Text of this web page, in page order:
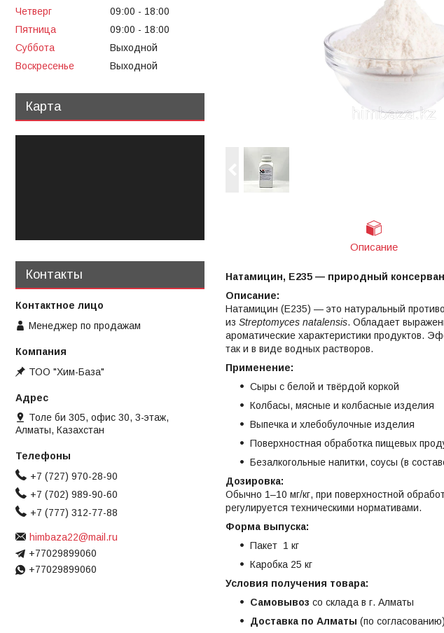
Описание
Натамицин, Е235 — природный
Описание:
Натамицин (E235) — это натуральный
из Streptomyces natalensis. Обладает
ароматические характеристики продуктов.
так и в виде водных растворов.
Применение:
Сыры с белой и твёрдой коркой
Колбасы, мясные и колбасные изделия
Выпечка и хлебобулочные изделия
Поверхностная обработка пищевых
Безалкогольные напитки, соусы (в
Дозировка:
Обычно 1–10 мг/кг, при поверхностной
регулируется техническими нормативами.
Форма выпуска:
Пакет 1 кг
Каробка 25 кг
Условия получения товара:
Самовывоз со склада в г. Алматы
Доставка по Алматы (по согласованию)
Четверг
09:00
18:00
Пятница
09:00
18:00
Суббота
Выходной
Воскресенье
Выходной
Карта
Контакты
Менеджер по продажам
ТОО "Хим-База"
Толе би 305, офис 30, 3-этаж,
Алматы, Казахстан
+7 (727) 970-28-90
+7 (702) 989-90-60
+7 (777) 312-77-88
himbaza22@mail.ru
+77029899060
+77029899060